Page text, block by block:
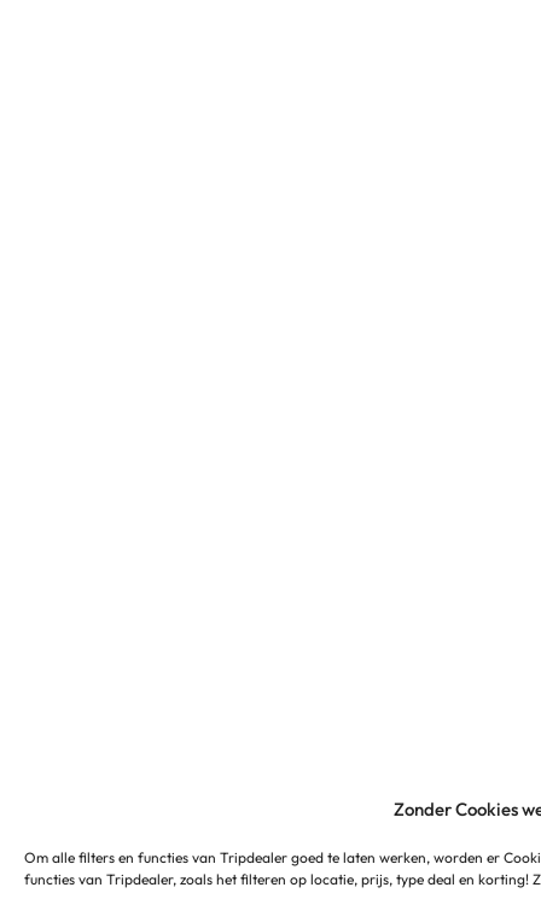
Zonder Cookies
Om alle filters en functies van Tripdealer goed te laten werken, worden er
functies van Tripdealer, zoals het filteren op locatie, prijs, type deal en